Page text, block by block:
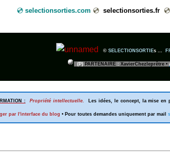
selectionsorties.com💿 selectionsorties.fr💿
© SELECTIONSORTIEs ...
(P) PARTENAIRE : XavierChezleprêtre •
: Propriété intellectuelle. Les idées, le concept, la mise
par l'interface du blog • Pour toutes demandes uniquement par mail